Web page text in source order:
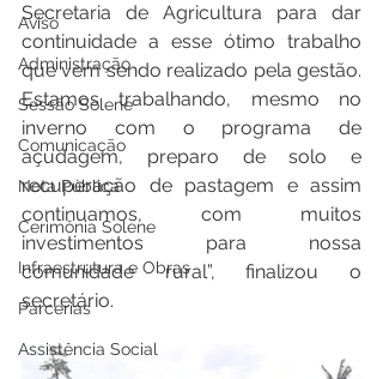
Aviso
Administração
Sessão Solene
Comunicação
Nota Pública
Cerimônia Solene
Infraestrutura e Obras
Parcerias
Assistência Social
Secretaria de Agricultura para dar
continuidade a esse ótimo trabalho
que vem sendo realizado pela gestão.
Estamos trabalhando, mesmo no
inverno com o programa de
açudagem, preparo de solo e
recuperação de pastagem e assim
continuamos, com muitos
investimentos para nossa
comunidade rural”, finalizou o
secretário.